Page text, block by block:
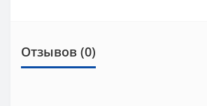
Отзывов (0)